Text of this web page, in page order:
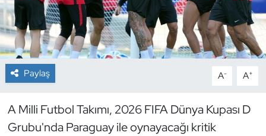
Paylaş A- A+
A Milli Futbol Takımı, 2026 FIFA Dünya Kupası D
Grubu'nda Paraguay ile oynayacağı kritik
Cimnastik
Curling
Dağcılık
Dans Sporları